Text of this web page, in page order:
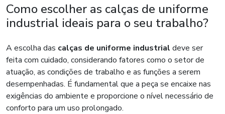
Como escolher as calças de uniforme
industrial ideais para o seu trabalho?
A escolha das calças de uniforme industrial deve ser
feita com cuidado, considerando fatores como o setor de
atuação, as condições de trabalho e as funções a serem
desempenhadas. É fundamental que a peça se encaixe nas
exigências do ambiente e proporcione o nível necessário de
conforto para um uso prolongado.